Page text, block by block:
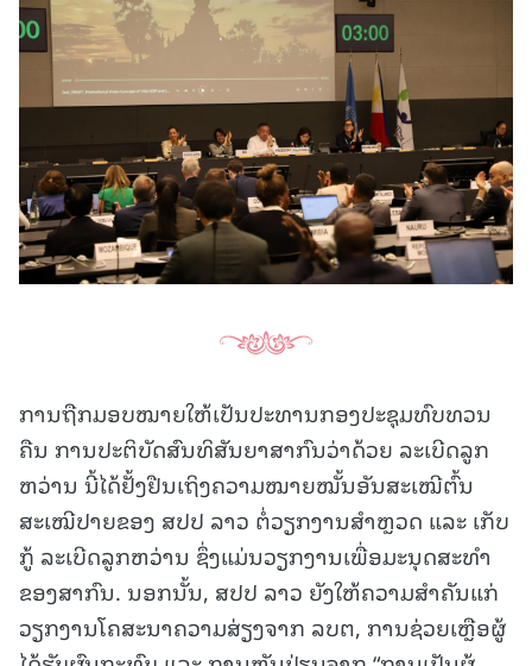
ການຖືກມອບໝາຍໃຫ້ເປັນປະທານກອງປະຊຸມທົບທວນ
ຄືນ ການປະຕິບັດສົນທິສັນຍາສາກົນວ່າດ້ວຍ ລະເບີດລູກ
ຫວ່ານ ນີ້ໄດ້ຢັ້ງຢືນເຖິງຄວາມໝາຍໝັ້ນອັນສະເໝີຕົ້ນ
ສະເໝີປາຍຂອງ ສປປ ລາວ ຕໍ່ວຽກງານສໍາຫຼວດ ແລະ ເກັບ
ກູ້ ລະເບີດລູກຫວ່ານ ຊຶ່ງແມ່ນວຽກງານເພື່ອມະນຸດສະທຳ
ຂອງສາກົນ. ນອກນັ້ນ, ສປປ ລາວ ຍັງໃຫ້ຄວາມສໍາຄັນແກ່
ວຽກງານໂຄສະນາຄວາມສ່ຽງຈາກ ລບຕ, ການຊ່ວຍເຫຼືອຜູ້